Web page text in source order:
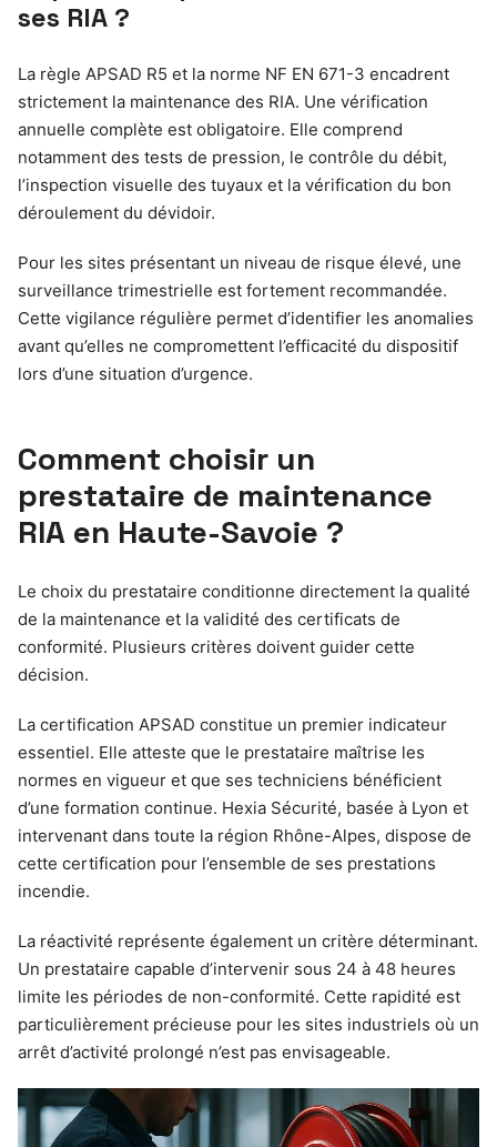
ses RIA ?
La règle APSAD R5 et la norme NF EN 671-3 encadrent
strictement la maintenance des RIA. Une vérification
annuelle complète est obligatoire. Elle comprend
notamment des tests de pression, le contrôle du débit,
l’inspection visuelle des tuyaux et la vérification du bon
déroulement du dévidoir.
Pour les sites présentant un niveau de risque élevé, une
surveillance trimestrielle est fortement recommandée.
Cette vigilance régulière permet d’identifier les anomalies
avant qu’elles ne compromettent l’efficacité du dispositif
lors d’une situation d’urgence.
Comment choisir un
prestataire de maintenance
RIA en Haute-Savoie ?
Le choix du prestataire conditionne directement la qualité
de la maintenance et la validité des certificats de
conformité. Plusieurs critères doivent guider cette
décision.
La certification APSAD constitue un premier indicateur
essentiel. Elle atteste que le prestataire maîtrise les
normes en vigueur et que ses techniciens bénéficient
d’une formation continue. Hexia Sécurité, basée à Lyon et
intervenant dans toute la région Rhône-Alpes, dispose de
cette certification pour l’ensemble de ses prestations
incendie.
La réactivité représente également un critère déterminant.
Un prestataire capable d’intervenir sous 24 à 48 heures
limite les périodes de non-conformité. Cette rapidité est
particulièrement précieuse pour les sites industriels où un
arrêt d’activité prolongé n’est pas envisageable.